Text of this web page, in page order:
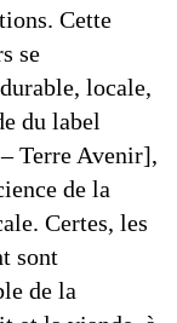
Cette
se
locale,
du label
Terre Avenir],
de la
Certes, les
sont
de la